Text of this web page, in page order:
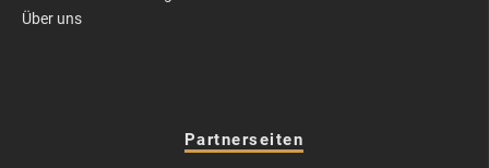
Über uns
Partnerseiten